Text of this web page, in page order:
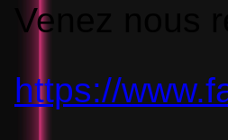
Venez nous
https://